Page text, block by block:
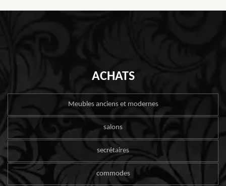
ACHATS
Meubles anciens et modernes
salons
secrétaires
commodes